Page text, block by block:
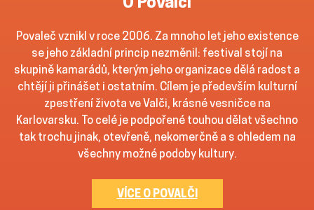
Povaleč vznikl v roce 2006. Za mnoho let jeho existence
se jeho základní princip nezměnil: festival stojí na
skupině kamarádů, kterým jeho organizace dělá radost a
chtějí ji přinášet i ostatním. Cílem je především kulturní
zpestření života ve Valči, krásné vesničce na
Karlovarsku. To celé je podpořené touhou dělat všechno
tak trochu jinak, otevřeně, nekomerčně a s ohledem na
všechny možné podoby kultury.
VÍCE O POVALČI